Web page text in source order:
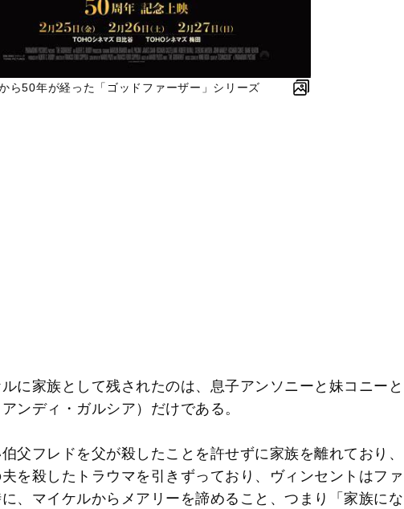
ら50年が経った「ゴッドファーザー」シリーズ
に家族として残されたのは、息子アンソニーと妹コニーと
ンディ・ガルシア）だけである。
父フレドを父が殺したことを許せずに家族を離れており、
を殺したトラウマを引きずっており、ヴィンセントはファ
、マイケルからメアリーを諦めること、つまり「家族にな